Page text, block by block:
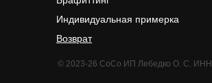
© 2023-26 CoCo ИП Лебедко О. С.
Индивидуальная примерка
Возврат